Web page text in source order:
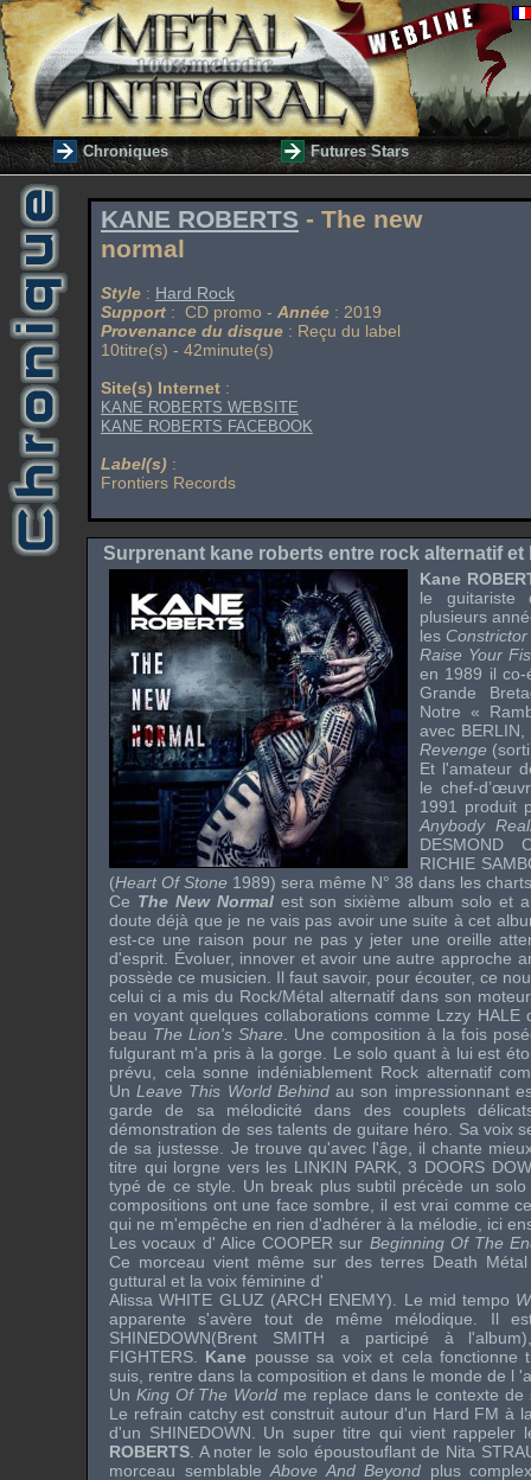
Chroniques Futures Stars
KANE ROBERTS - The new
normal
Style : Hard Rock
Support : CD promo - Année : 2019
Provenance du disque : Reçu du label
10titre(s) - 42minute(s)
Site(s) Internet :
KANE ROBERTS WEBSITE
KANE ROBERTS FACEBOOK
Label(s) :
Frontiers Records
Surprenant kane roberts entre rock alternatif
Kane
le guitariste
plusieurs
les Constrictor
Raise Your
en 1989 il
Grande
Notre «
avec BERLIN
Revenge
Et l'amateur
le chef-
1991 produit
Anybody
DESMOND
RICHIE
(Heart Of Stone 1989) sera même N° 38 dans les
Ce The New Normalest son sixième album solo et
doute déjà que je ne vais pas avoir une suite à cet
est-ce une raison pour ne pas y jeter une oreille
d'esprit. Évoluer, innover et avoir une autre approche
possède ce musicien. Il faut savoir, pour écouter, ce
celui ci a mis du Rock/Métal alternatif dans son
en voyant quelques collaborations comme Lzzy HALE
beau The Lion's Share . Une composition à la fois
fulgurant m'a pris à la gorge. Le solo quant à lui est
prévu, cela sonne indéniablement Rock alternatif
UnLeave This World Behindau son impressionnant
garde de sa mélodicité dans des couplets
démonstration de ses talents de guitare héro. Sa voix
de sa justesse. Je trouve qu'avec l'âge, il chante
titre qui lorgne vers les LINKIN PARK
3 DOORS
typé de ce style. Un break plus subtil précède un
compositions ont une face sombre, il est vrai comme
qui ne m'empêche en rien d'adhérer à la mélodie, ici
Les vocaux d' Alice COOPER sur Beginning Of The
Ce morceau vient même sur des terres Death
guttural et la voix féminine d'
Alissa WHITE GLUZ (ARCH ENEMY). Le mid tempo
apparente s'avère tout de même mélodique. Il
SHINEDOWN(Brent SMITH a participé à
FIGHTERS
Kane pousse sa voix et cela fonctionne
suis, rentre dans la composition et dans le monde de l
Un King Of The World me replace dans le contexte
Le refrain catchy est construit autour d'un Hard FM à
d'un SHINEDOWN . Un super titre qui vient rappeler
ROBERTS . A noter le solo époustouflant de Nita
morceau semblableAbove And Beyond plus